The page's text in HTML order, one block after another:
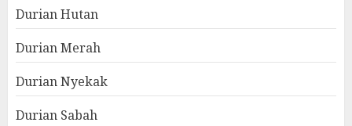
Durian Hutan
Durian Merah
Durian Nyekak
Durian Sabah